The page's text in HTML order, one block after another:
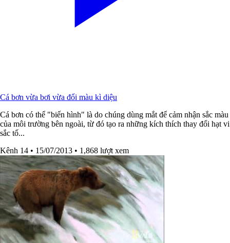
Cá bơn vừa bơi vừa đổi màu kì diệu
Cá bơn có thể "biến hình" là do chúng dùng mắt để cảm nhận sắc màu
của môi trường bên ngoài, từ đó tạo ra những kích thích thay đổi hạt vi
sắc tố...
Kênh 14 • 15/07/2013 • 1,868 lượt xem